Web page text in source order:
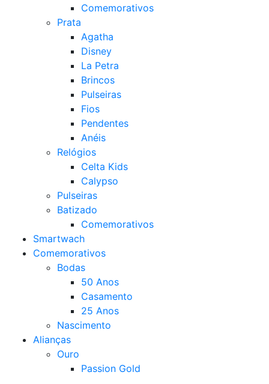
Comemorativos
Prata
Agatha
Disney
La Petra
Brincos
Pulseiras
Fios
Pendentes
Anéis
Relógios
Celta Kids
Calypso
Pulseiras
Batizado
Comemorativos
Smartwach
Comemorativos
Bodas
50 Anos
Casamento
25 Anos
Nascimento
Alianças
Ouro
Passion Gold